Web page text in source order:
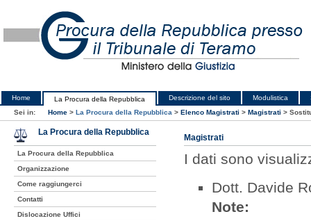
Home La Procura della Repubblica Descrizione del sito Modulistica
Sei in:
Home > La Procura della Repubblica > Elenco Magistrati > Magistrati >
Magistrati
I dati sono
Dott. Davide
Note:
La Procura della Repubblica
La Procura della Repubblica
Organizzazione
Come raggiungerci
Contatti
Dislocazione Uffici